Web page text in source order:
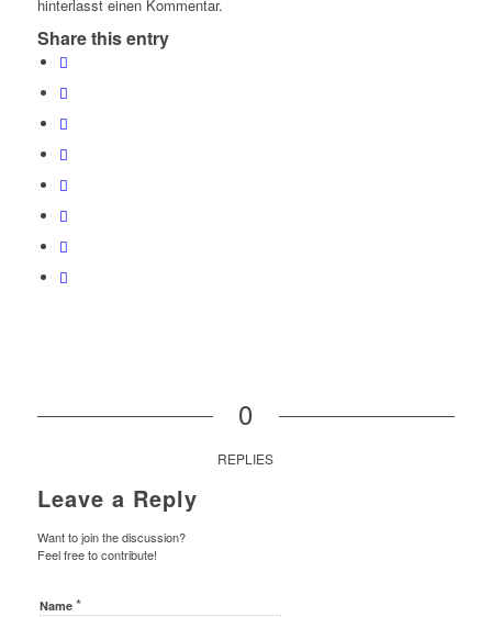
hinterlasst einen Kommentar.
Share this entry
0
REPLIES
Leave a Reply
Want to join the discussion?
Feel free to contribute!
Name *